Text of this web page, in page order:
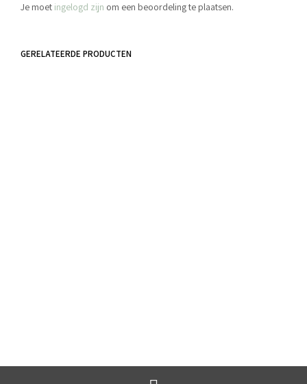
Je moet ingelogd zijn om een beoordeling te plaatsen.
GERELATEERDE PRODUCTEN